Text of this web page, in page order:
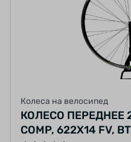
Колеса на велосипед
КОЛЕСО ПЕРЕДНЕЕ
COMP, 622X14 FV,